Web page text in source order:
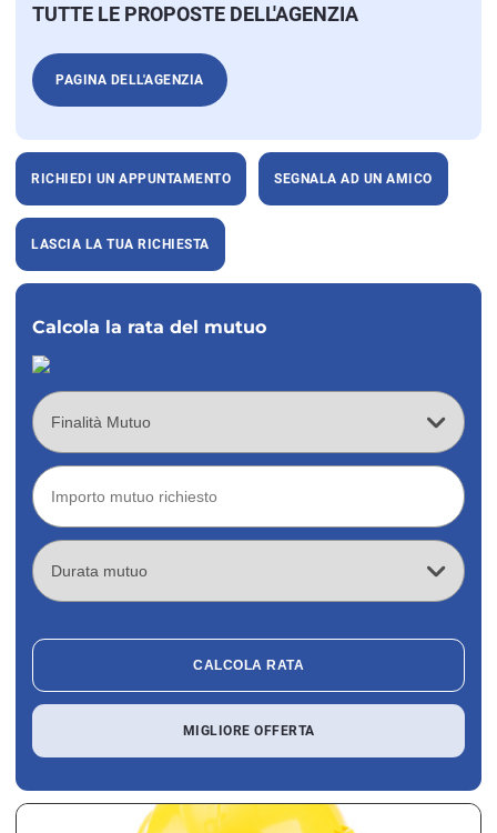
TUTTE LE PROPOSTE DELL'AGENZIA
PAGINA DELL'AGENZIA
RICHIEDI UN APPUNTAMENTO SEGNALA AD UN AMICO
LASCIA LA TUA RICHIESTA
Calcola la rata del mutuo
CALCOLA RATA
MIGLIORE OFFERTA